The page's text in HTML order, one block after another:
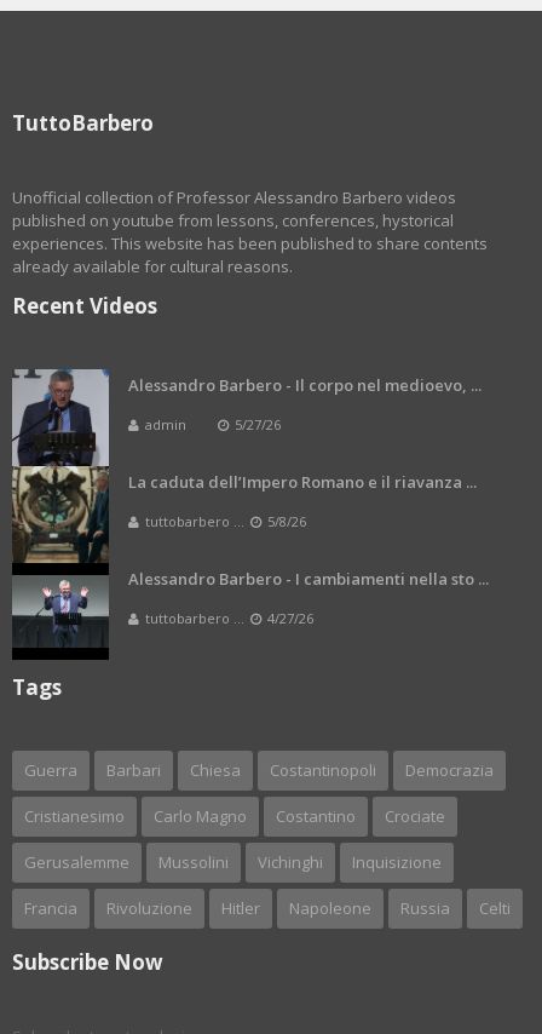
TuttoBarbero
Unofficial collection of Professor Alessandro Barbero videos
published on youtube from lessons, conferences, hystorical
experiences. This website has been published to share contents
already available for cultural reasons.
Recent Videos
Alessandro Barbero - Il corpo nel medioevo, ...
admin 5/27/26
La caduta dell’Impero Romano e il riavanza ...
tuttobarbero ... 5/8/26
Alessandro Barbero - I cambiamenti nella sto ...
tuttobarbero ... 4/27/26
Tags
Guerra Barbari Chiesa Costantinopoli Democrazia
Cristianesimo Carlo Magno Costantino Crociate
Gerusalemme Mussolini Vichinghi Inquisizione
Francia Rivoluzione Hitler Napoleone Russia Celti
Subscribe Now